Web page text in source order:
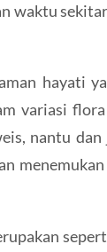
waktu
hayati
variasi
nantu dan